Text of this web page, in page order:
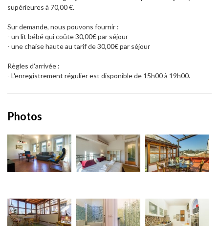
supérieures à 70,00 €.
Sur demande, nous pouvons fournir :
- un lit bébé qui coûte 30,00€ par séjour
- une chaise haute au tarif de 30,00€ par séjour
Règles d'arrivée :
- L'enregistrement régulier est disponible de 15h00 à 19h00.
Photos